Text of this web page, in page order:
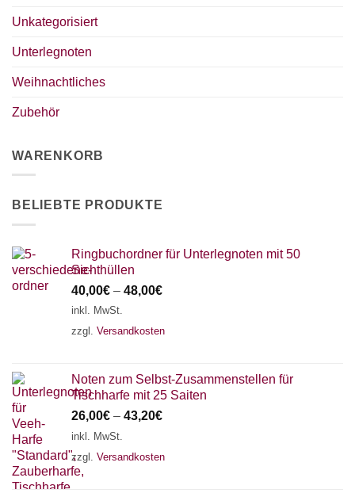
Unkategorisiert
Unterlegnoten
Weihnachtliches
Zubehör
WARENKORB
BELIEBTE PRODUKTE
Ringbuchordner für Unterlegnoten mit 50
Sichthüllen
40,00€ – 48,00€
inkl. MwSt.
zzgl. Versandkosten
Noten zum Selbst-Zusammenstellen für
Tischharfe mit 25 Saiten
26,00€ – 43,20€
inkl. MwSt.
zzgl. Versandkosten